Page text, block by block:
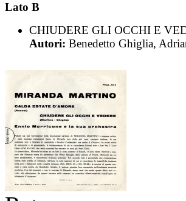
Lato B
CHIUDERE GLI OCCHI E
Autori: Benedetto Ghiglia,